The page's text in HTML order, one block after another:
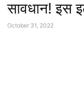
सावधान! इस
October 31, 2022